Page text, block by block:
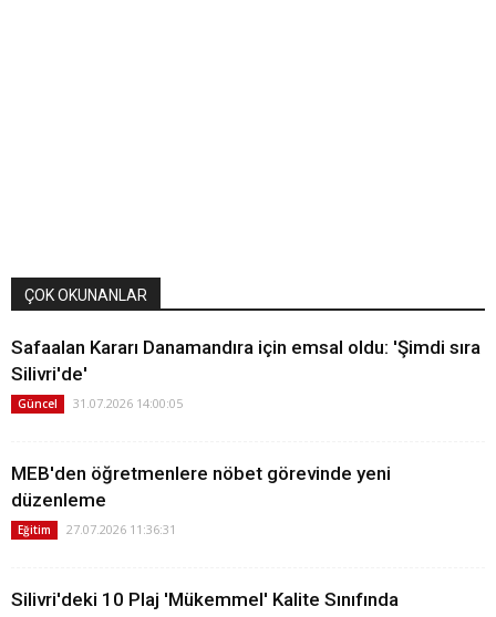
ÇOK OKUNANLAR
Safaalan Kararı Danamandıra için emsal oldu: 'Şimdi sıra
Silivri'de'
Güncel 31.07.2026 14:00:05
MEB'den öğretmenlere nöbet görevinde yeni
düzenleme
Eğitim 27.07.2026 11:36:31
Silivri'deki 10 Plaj 'Mükemmel' Kalite Sınıfında